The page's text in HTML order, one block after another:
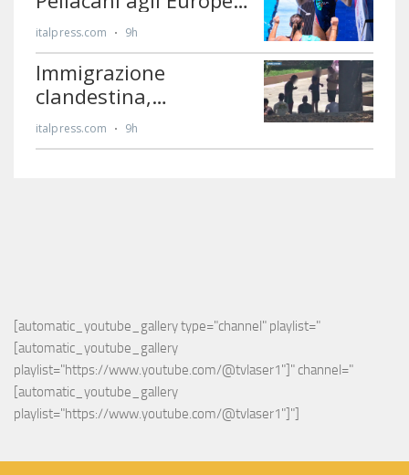
[automatic_youtube_gallery type="channel" playlist="
[automatic_youtube_gallery
playlist="https://www.youtube.com/@tvlaser1"]" channel="
[automatic_youtube_gallery
playlist="https://www.youtube.com/@tvlaser1"]"]